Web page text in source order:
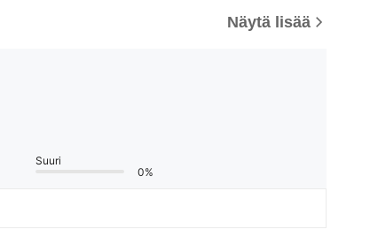
Näytä lisää
Suuri
0%